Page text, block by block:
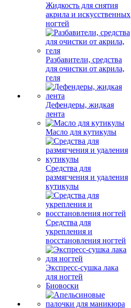
Жидкость для снятия
акрила и искусственных
ногтей
Разбавители, средства
для очистки от акрила,
геля
Дефендеры, жидкая
лента
Масло для кутикулы
Средства для
размягчения и удаления
кутикулы
Средства для
укрепления и
восстановления ногтей
Экспресс-сушка лака
для ногтей
Биовоски